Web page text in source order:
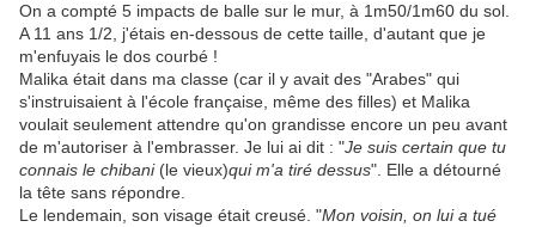
On a compté 5 impacts de balle sur le mur, à 1m50/1m60 du sol.
A 11 ans 1/2, j'étais en-dessous de cette taille, d'autant que je
m'enfuyais le dos courbé !
Malika était dans ma classe (car il y avait des "Arabes" qui
s'instruisaient à l'école française, même des filles) et Malika
voulait seulement attendre qu'on grandisse encore un peu avant
de m'autoriser à l'embrasser. Je lui ai dit : "Je suis certain que tu
connais le chibani(le vieux)qui m'a tiré dessus". Elle a détourné
la tête sans répondre.
Le lendemain, son visage était creusé. "Mon voisin, on lui a tué